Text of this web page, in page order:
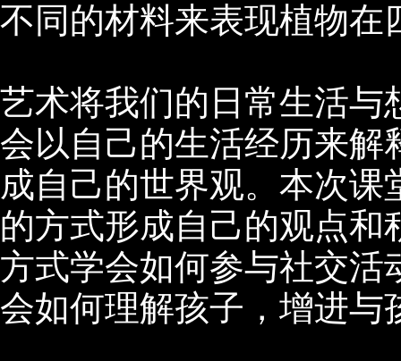
不同的材料来表现植物在
艺术将我们的日常生活与
会以自己的生活经历来解
成自己的世界观。本次
的方式形成自己的观点
方式学会如何参与社交活
会如何理解孩子，增进与